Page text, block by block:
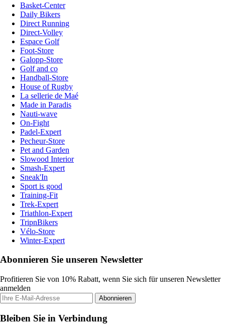
Basket-Center
Daily Bikers
Direct Running
Direct-Volley
Espace Golf
Foot-Store
Galopp-Store
Golf and co
Handball-Store
House of Rugby
La sellerie de Maé
Made in Paradis
Nauti-wave
On-Fight
Padel-Expert
Pecheur-Store
Pet and Garden
Slowood Interior
Smash-Expert
Sneak'In
Sport is good
Training-Fit
Trek-Expert
Triathlon-Expert
TripnBikers
Vélo-Store
Winter-Expert
Abonnieren Sie unseren Newsletter
Profitieren Sie von 10% Rabatt, wenn Sie sich für unseren Newsletter
anmelden
Abonnieren
Bleiben Sie in Verbindung